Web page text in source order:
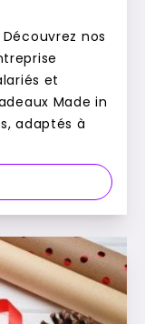
nos
et
Made in
adaptés à